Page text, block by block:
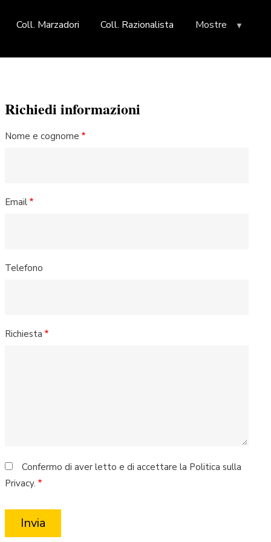
Coll. Marzadori Coll. Razionalista Mostre
Richiedi informazioni
Nome e cognome
Email
Telefono
Richiesta
Confermo di aver letto e di accettare la Politica sulla
Privacy.